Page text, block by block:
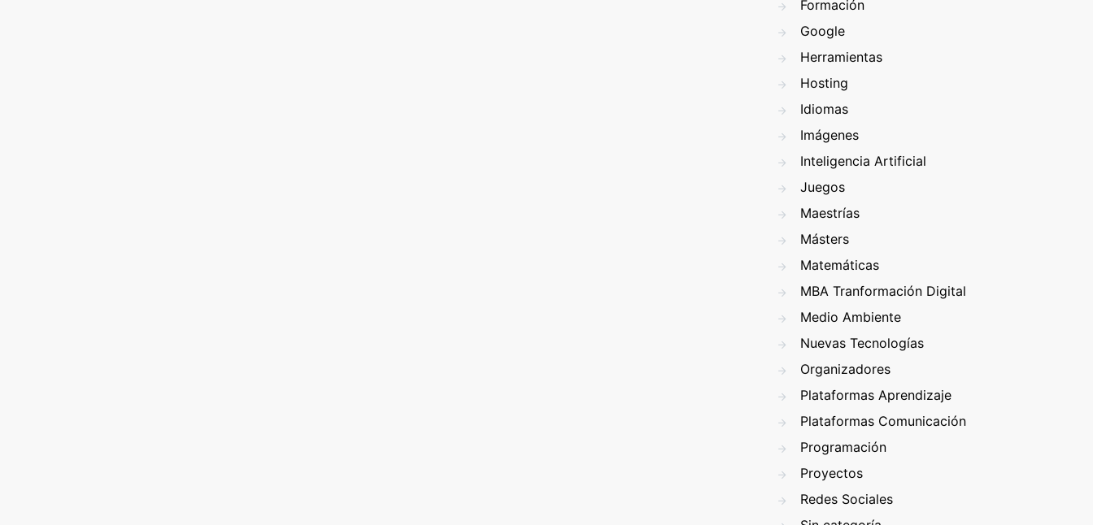
Formación
Google
Herramientas
Hosting
Idiomas
Imágenes
Inteligencia Artificial
Juegos
Maestrías
Másters
Matemáticas
MBA Tranformación Digital
Medio Ambiente
Nuevas Tecnologías
Organizadores
Plataformas Aprendizaje
Plataformas Comunicación
Programación
Proyectos
Redes Sociales